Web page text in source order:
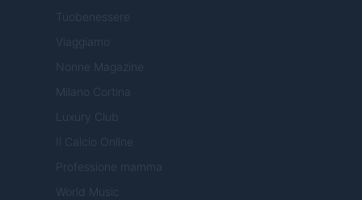
Tuobenessere
Viaggiamo
Nonne Magazine
Milano Cortina
Luxury Club
Il Calcio Online
Professione mamma
World Music